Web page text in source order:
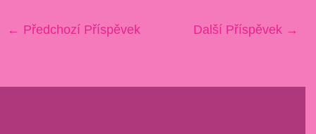
← Předchozí Příspěvek Další Příspěvek →